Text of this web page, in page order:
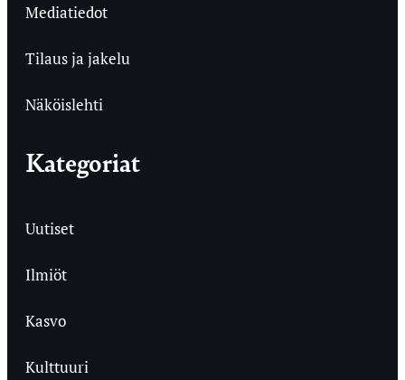
Mediatiedot
Tilaus ja jakelu
Näköislehti
Kategoriat
Uutiset
Ilmiöt
Kasvo
Kulttuuri